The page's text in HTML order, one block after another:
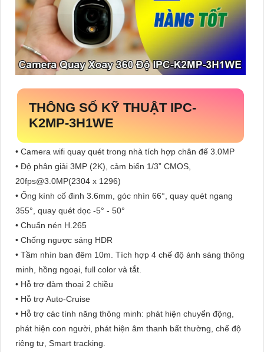
THÔNG SỐ KỸ THUẬT IPC-
K2MP-3H1WE
• Camera wifi quay quét trong nhà tích hợp chân đế 3.0MP
• Độ phân giải 3MP (2K), cảm biến 1/3” CMOS,
20fps@3.0MP(2304 x 1296)
• Ống kính cố đinh 3.6mm, góc nhìn 66°, quay quét ngang
355°, quay quét dọc -5° - 50°
• Chuẩn nén H.265
• Chống ngược sáng HDR
• Tầm nhìn ban đêm 10m. Tích hợp 4 chế độ ánh sáng thông
minh, hồng ngoại, full color và tắt.
• Hỗ trợ đàm thoại 2 chiều
• Hỗ trợ Auto-Cruise
• Hỗ trợ các tính năng thông minh: phát hiện chuyển động,
phát hiện con người, phát hiện âm thanh bất thường, chế độ
riêng tư, Smart tracking.